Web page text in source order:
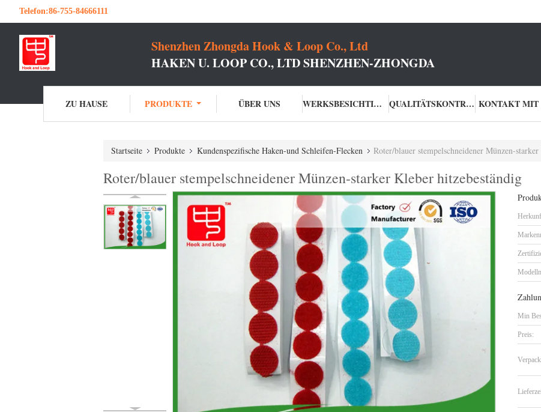
Telefon:86-755-84666111
Shenzhen Zhongda Hook & Loop Co., Ltd
HAKEN U. LOOP CO., LTD SHENZHEN-ZHONGDA
ZU HAUSE PRODUKTE ÜBER UNS WERKSBESICHTIGUNG QUALITÄTSKONTROLLE KONTAKT MIT
Startseite Produkte Kundenspezifische Haken-und Schleifen-Flecken Roter/blauer stempelschneidener Münzen-
Roter/blauer stempelschneidener Münzen-starker Kleber hitzebeständig
Min
Preis: